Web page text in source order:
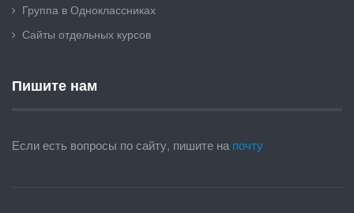
Группа в Одноклассниках
Сайты отдельных курсов
Пишите нам
Если есть вопросы по сайту, пишите на почту